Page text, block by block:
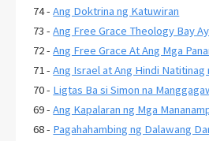
74 -Ang Doktrina ng Katuwiran
73 -Ang Free Grace Theology Bay
72 -Ang Free Grace At Ang Mga
71 -Ang Israel at Ang Hindi Natitinag
70 - Ligtas Ba si Simon na
69 -Ang Kapalaran ng Mga
68 - Pagahahambing ng Dalawang